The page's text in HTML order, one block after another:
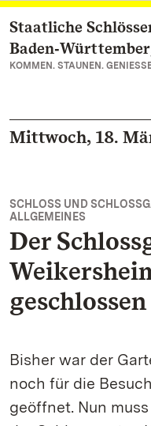
Zum Hauptinhalt
Staatliche
KOMMEN. STAUNEN.
Mittwoch, 18.
SCHLOSS UND
ALLGEMEINES
Der
Bisher war der
noch für die
geöffnet. Nun